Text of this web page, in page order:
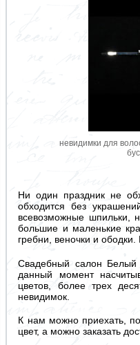
невидимки для
Ни один праздник не
обходится без
всевозможные шпильки,
большие и маленькие
гребни, веночки и ободки.
Свадебный салон Белый
данный момент
цветов, более трех
невидимок.
К нам можно приехать,
цвет, а можно заказать